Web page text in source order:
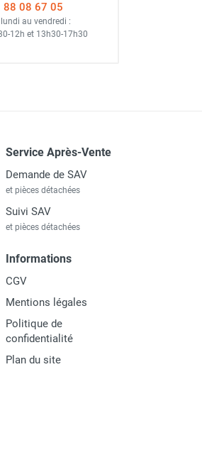
88 08 67 05
lundi au vendredi :
12h et 13h30-17h30
Service Après-Vente
Demande de SAV
et pièces détachées
Suivi SAV
et pièces détachées
Informations
CGV
Mentions légales
Politique de
confidentialité
Plan du site